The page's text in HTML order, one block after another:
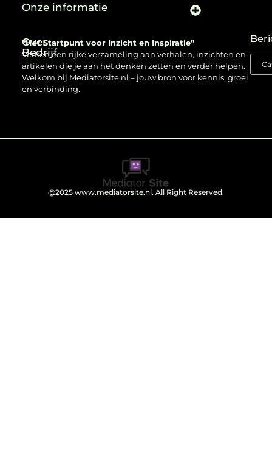
Over
Bedrijf
“Het Startpunt voor Inzicht en Inspiratie”
Verken een rijke verzameling aan verhalen, inzichten en
artikelen die je aan het denken zetten en verder helpen.
Welkom bij Mediatorsite.nl – jouw bron voor kennis, groei
en verbinding.
Onze informatie
@2025 www.mediatorsite.nl. All Right Reserved.